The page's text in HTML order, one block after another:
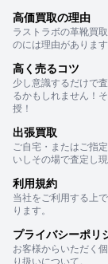
高価買取の理由
ラストラボの革靴買
のには理由があります
高く売るコツ
少し意識するだけで
るかもしれません！
授！
出張買取
ご自宅・またはご指
いしその場で査定し現
利用規約
当社をご利用する上
ります。
プライバシーポリ
お客様からいただく
り扱いについて。